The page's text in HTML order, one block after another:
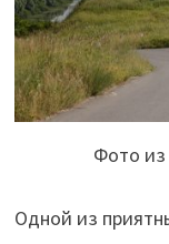
Фото
Одной из